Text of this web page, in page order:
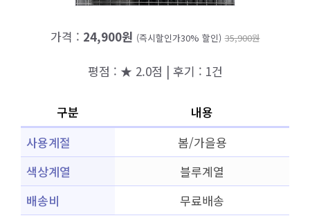
가격 : 24,900원 (즉시할인가30% 할인) 35,900원
평점 : ★ 2.0점 | 후기 : 1건
구분
내용
사용계절
봄/가을용
색상계열
블루계열
배송비
무료배송